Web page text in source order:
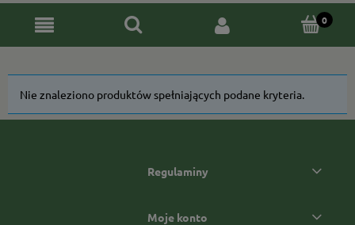
Nie znaleziono produktów spełniających podane kryteria.
Regulaminy
Moje konto